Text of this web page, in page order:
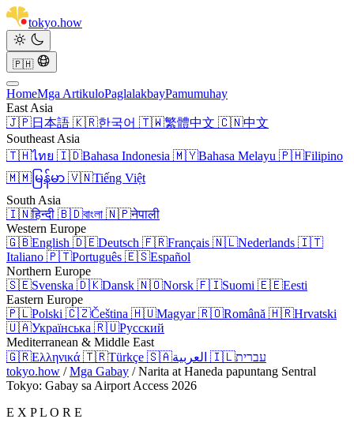
tokyo.how
🇵🇭
HomeMga ArtikuloPaglalakbayPamumuhay
East Asia
🇯🇵日本語 🇰🇷한국어 🇹🇼繁體中文 🇨🇳中文
Southeast Asia
🇹🇭ไทย 🇮🇩Bahasa Indonesia 🇲🇾Bahasa Melayu 🇵🇭Filipino
🇲🇲 မြန်မာ 🇻🇳Tiếng Việt
South Asia
🇮🇳हिन्दी 🇧🇩বাংলা 🇳🇵नेपाली
Western Europe
🇬🇧English 🇩🇪Deutsch 🇫🇷Français 🇳🇱Nederlands 🇮🇹
Italiano 🇵🇹Português 🇪🇸Español
Northern Europe
🇸🇪Svenska 🇩🇰Dansk 🇳🇴Norsk 🇫🇮Suomi 🇪🇪Eesti
Eastern Europe
🇵🇱Polski 🇨🇿Čeština 🇭🇺Magyar🇷🇴Română 🇭🇷Hrvatski
🇺🇦Українська 🇷🇺Русский
Mediterranean & Middle East
🇬🇷Ελληνικά 🇹🇷Türkçe 🇸🇦 🇮🇱עברית
tokyo.how / Mga Gabay / Narita at Haneda papuntang Sentral
Tokyo: Gabay sa Airport Access 2026
E X P L O R E